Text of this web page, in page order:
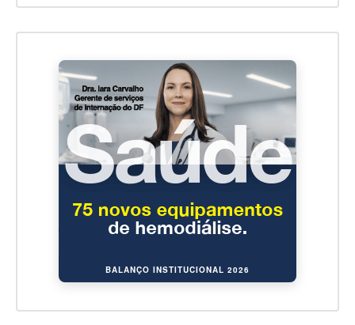
BALANÇO INSTITUCIONAL 2026